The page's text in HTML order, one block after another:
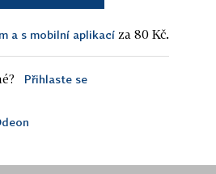
a s mobilní aplikací za 80 Kč.
Přihlaste se